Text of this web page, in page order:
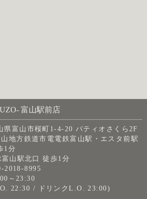
富山駅前店
県富山市桜町1-4-20 パティオさくら2F
地方鉄道市電電鉄富山駅・エスタ前駅
1分
富山駅北口 徒歩1分
2018-8995
～23:30
22:30 / ドリンクL.O. 23:00)